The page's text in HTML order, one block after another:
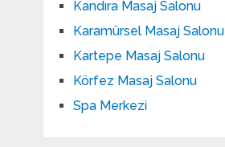
Kandıra Masaj Salonu
Karamürsel Masaj Salonu
Kartepe Masaj Salonu
Körfez Masaj Salonu
Spa Merkezi